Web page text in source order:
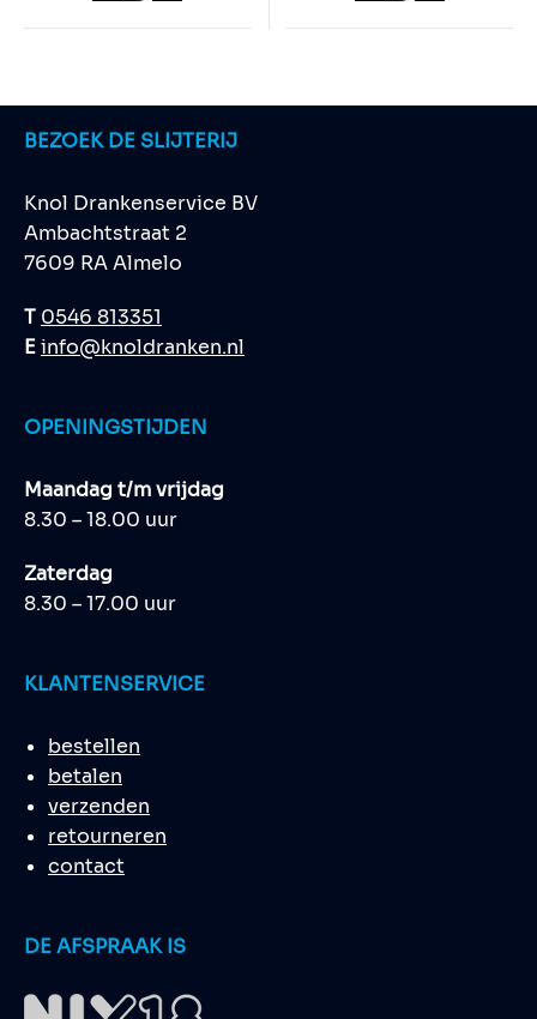
BEZOEK DE SLIJTERIJ
Knol Drankenservice BV
Ambachtstraat 2
7609 RA Almelo
T 0546 813351
Einfo@knoldranken.nl
OPENINGSTIJDEN
Maandag t/m vrijdag
8.30 – 18.00 uur
Zaterdag
8.30 – 17.00 uur
KLANTENSERVICE
bestellen
betalen
verzenden
retourneren
contact
DE AFSPRAAK IS